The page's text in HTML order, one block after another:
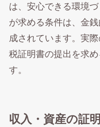
は、安心できる環境
が求める条件は、金
成されています。実
税証明書の提出を求
す。
収入・資産の証明